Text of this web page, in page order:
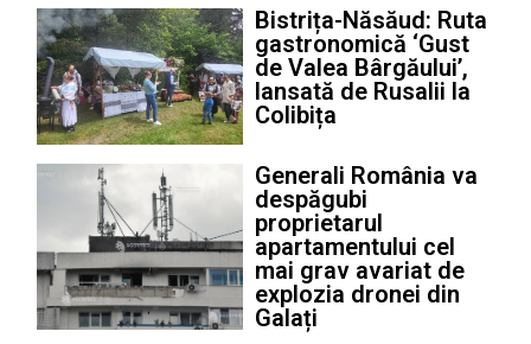
Bistrița-Năsăud: Ruta
gastronomică ‘Gust
de Valea Bârgăului’,
lansată de Rusalii la
Colibița
Generali România va
despăgubi
proprietarul
apartamentului cel
mai grav avariat de
explozia dronei din
Galați